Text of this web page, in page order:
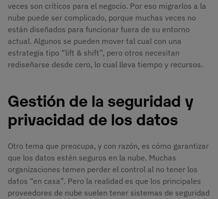
veces son críticos para el negocio. Por eso migrarlos a la
nube puede ser complicado, porque muchas veces no
están diseñados para funcionar fuera de su entorno
actual. Algunos se pueden mover tal cual con una
estrategia tipo “lift & shift”, pero otros necesitan
rediseñarse desde cero, lo cual lleva tiempo y recursos.
Gestión de la seguridad y
privacidad de los datos
Otro tema que preocupa, y con razón, es cómo garantizar
que los datos estén seguros en la nube. Muchas
organizaciones temen perder el control al no tener los
datos “en casa”. Pero la realidad es que los principales
proveedores de nube suelen tener sistemas de seguridad